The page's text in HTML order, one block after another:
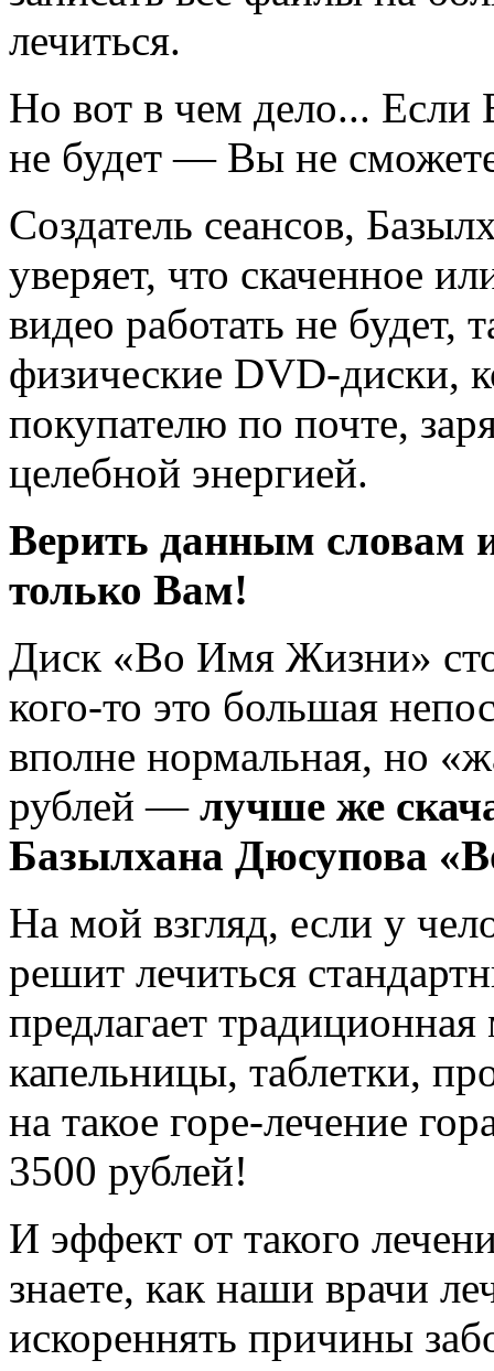
лечиться.
Но вот в чем дело... Если
не будет — Вы не
Создатель сеансов,
уверяет, что скаченное
видео работать не будет,
физические DVD-диски,
покупателю по почте,
целебной энергией.
Верить данным словам
только Вам!
Диск «Во Имя Жизни»
кого-то это большая
вполне нормальная, но
рублей — лучше же
Базылхана Дюсупова
На мой взгляд, если у
решит лечиться
предлагает
капельницы, таблетки,
на такое горе-лечение
3500 рублей!
И эффект от такого
знаете, как наши врачи
искореннять причины